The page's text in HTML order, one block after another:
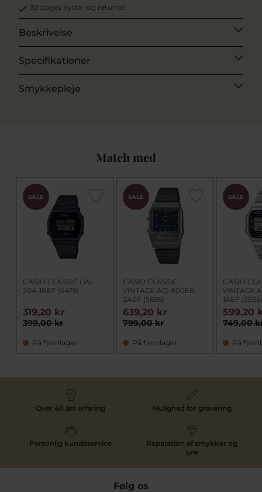
30 dages bytte- og returret
Beskrivelse
Specifikationer
Smykkepleje
Match med
SALE
CASIO CLASSIC LW-
204-1BEF (5479)
399,00 kr
319,20 kr
På fjernlager
SALE
CASIO CLASSIC
VINTAGE AQ-800EB-
2AEF (5696)
799,00 kr
639,20 kr
På fjernlager
SALE
CASIO
VINTAGE
1AEF
749,00
599,20
På
Over 40 års erfaring Mulighed for gravering
Personlig kundeservice
Reparation af smykker og
ure
Følg os